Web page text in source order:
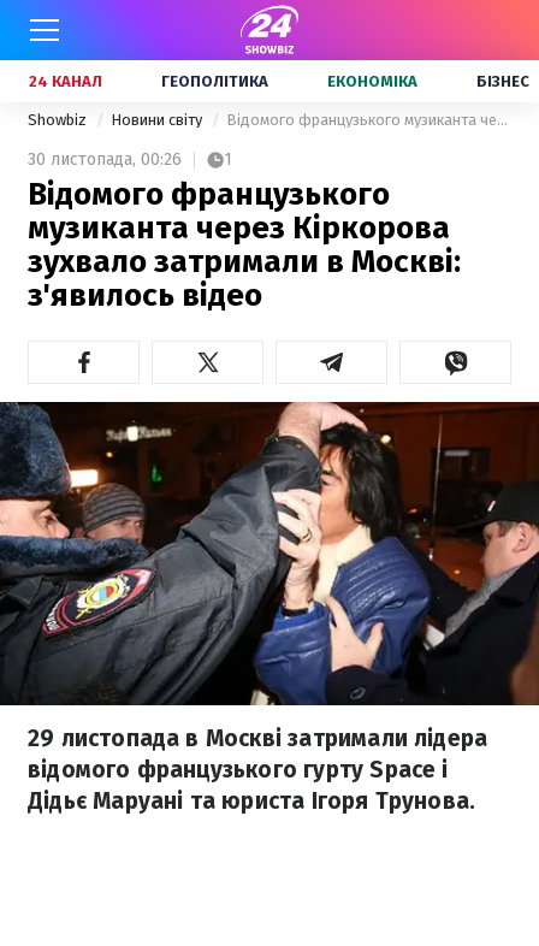
24 КАНАЛ ГЕОПОЛІТИКА ЕКОНОМІКА БІЗНЕС
Showbiz Новини світу Відомого французького музиканта через Кіркорова зухвало затримали в Москві: з'явилось відео
30 листопада, 00:26 1
Відомого французького
музиканта через Кіркорова
зухвало затримали в Москві:
з'явилось відео
29 листопада в Москві затримали лідера
відомого французького гурту Space і
Дідьє Маруані та юриста Ігоря Трунова.